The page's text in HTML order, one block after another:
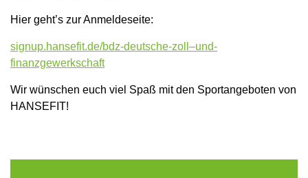
Hier geht’s zur Anmeldeseite:
signup.hansefit.de/bdz-deutsche-zoll–und-
finanzgewerkschaft
Wir wünschen euch viel Spaß mit den Sportangeboten von
HANSEFIT!